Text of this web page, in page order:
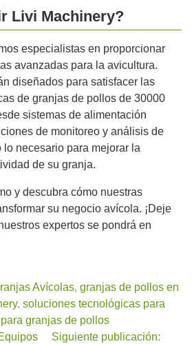
Livi Machinery?
especialistas en proporcionar
avanzadas para la avicultura.
diseñados para satisfacer las
de granjas de pollos de 30000
sistemas de alimentación
de monitoreo y análisis de
lo necesario para mejorar la
de su granja.
y descubra cómo nuestras
su negocio avícola. ¡Deje
expertos se pondrá en
Avícolas, granjas de pollos en
, soluciones tecnológicas para
granjas de pollos
Siguiente publicación: